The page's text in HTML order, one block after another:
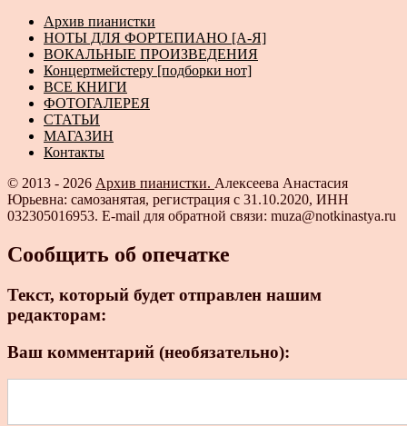
Архив пианистки
НОТЫ ДЛЯ ФОРТЕПИАНО [А-Я]
ВОКАЛЬНЫЕ ПРОИЗВЕДЕНИЯ
Концертмейстеру [подборки нот]
ВСЕ КНИГИ
ФОТОГАЛЕРЕЯ
СТАТЬИ
МАГАЗИН
Контакты
© 2013 - 2026 Архив пианистки. Алексеева Анастасия
Юрьевна: самозанятая, регистрация с 31.10.2020, ИНН
032305016953. E-mail для обратной связи: muza@notkinastya.ru
Сообщить об опечатке
Текст, который будет отправлен нашим
редакторам:
Ваш комментарий (необязательно):